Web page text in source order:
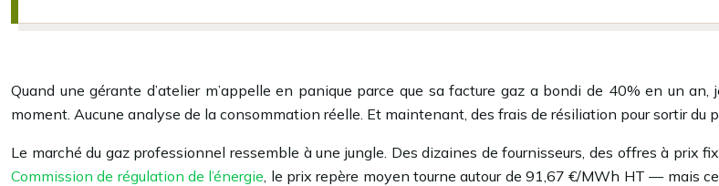
Quand une gérante d’atelier m’appelle en panique parce que sa facture gaz a bondi de 40% en un
moment. Aucune analyse de la consommation réelle. Et maintenant, des frais de résiliation pour sortir du
Le marché du gaz professionnel ressemble à une jungle. Des dizaines de fournisseurs, des offres à prix
Commission de régulation de l’énergie , le prix repère moyen tourne autour de 91,67 €/MWh HT — mais